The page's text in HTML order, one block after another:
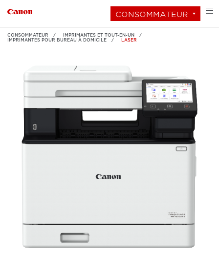
CONSOMMATEUR
CONSOMMATEUR
IMPRIMANTES ET TOUT-EN-UN
IMPRIMANTES POUR BUREAU À DOMICILE
LASER